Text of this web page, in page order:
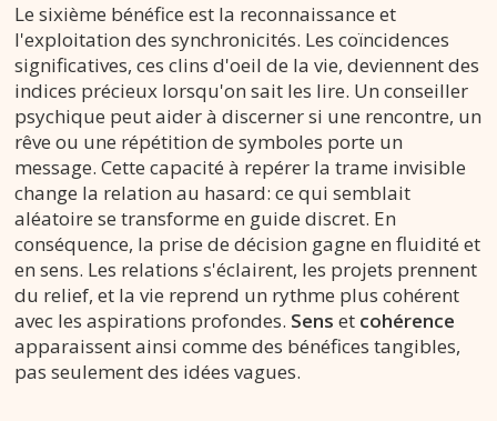
Le sixième bénéfice est la reconnaissance et
l'exploitation des synchronicités. Les coïncidences
significatives, ces clins d'oeil de la vie, deviennent des
indices précieux lorsqu'on sait les lire. Un conseiller
psychique peut aider à discerner si une rencontre, un
rêve ou une répétition de symboles porte un
message. Cette capacité à repérer la trame invisible
change la relation au hasard: ce qui semblait
aléatoire se transforme en guide discret. En
conséquence, la prise de décision gagne en fluidité et
en sens. Les relations s'éclairent, les projets prennent
du relief, et la vie reprend un rythme plus cohérent
avec les aspirations profondes. Sens et cohérence
apparaissent ainsi comme des bénéfices tangibles,
pas seulement des idées vagues.